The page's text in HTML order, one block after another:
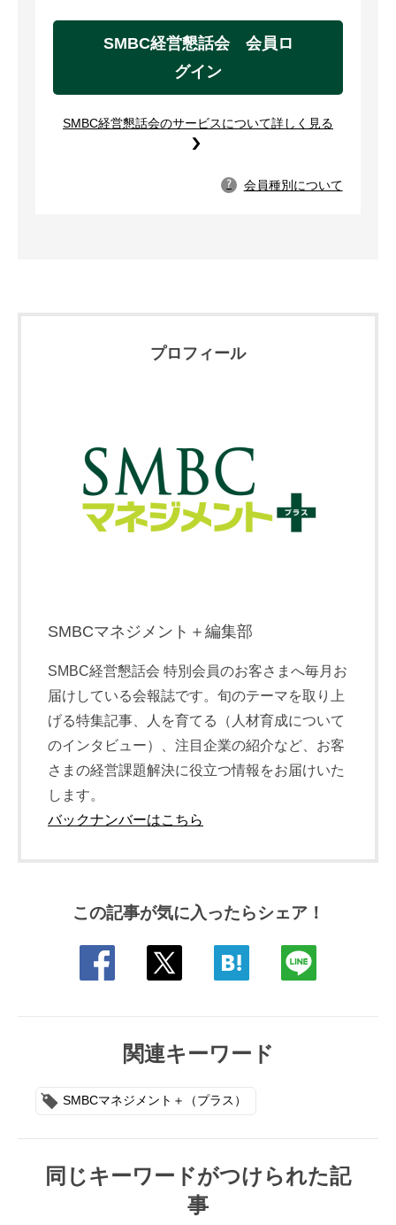
SMBC経営懇話会 会員ロ
グイン
SMBC経営懇話会のサービスについて詳しく見る
? 会員種別について
プロフィール
SMBCマネジメント＋編集部
SMBC経営懇話会 特別会員のお客さまへ毎月お
届けしている会報誌です。旬のテーマを取り上
げる特集記事、人を育てる（人材育成について
のインタビュー）、注目企業の紹介など、お客
さまの経営課題解決に役立つ情報をお届けいた
します。
バックナンバーはこちら
この記事が気に入ったらシェア！
関連キーワード
SMBCマネジメント＋（プラス）
同じキーワードがつけられた記
事